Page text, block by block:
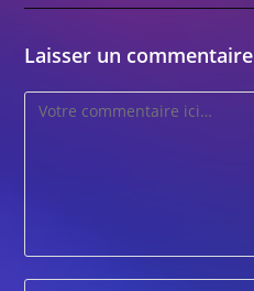
Laisser un commentaire